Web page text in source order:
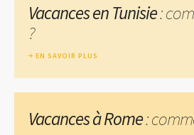
Vacances en Tunisie:
?
EN SAVOIR PLUS
Vacances à Rome: